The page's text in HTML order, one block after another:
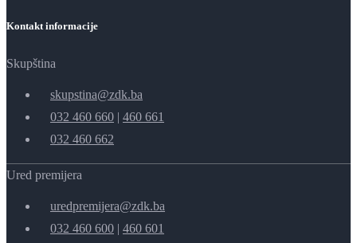
Kontakt informacije
Skupština
skupstina@zdk.ba
032 460 660 | 460 661
032 460 662
Ured premijera
uredpremijera@zdk.ba
032 460 600 | 460 601